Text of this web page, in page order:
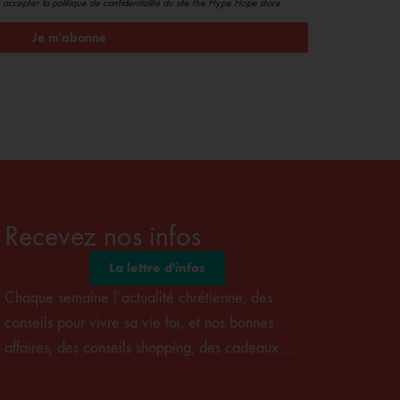
la politique de confidentialité du site the Hype Hope store
Je m'abonne
Recevez nos infos
La lettre d'infos
Chaque semaine l’actualité chrétienne, des
conseils pour vivre sa vie foi, et nos bonnes
affaires, des conseils shopping, des cadeaux….